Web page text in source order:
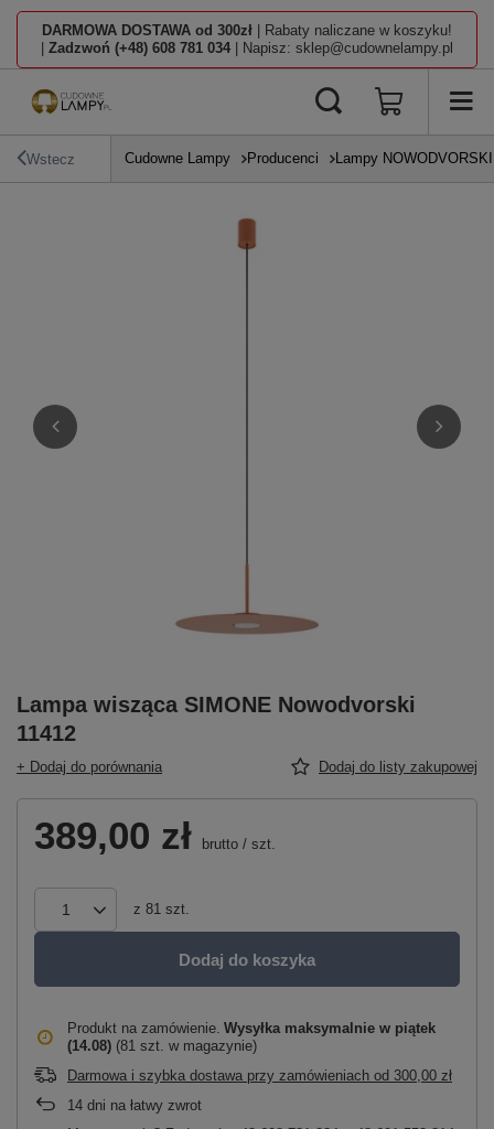
DARMOWA DOSTAWA od 300zł | Rabaty naliczane w koszyku!
Zadzwoń (+48) 608 781 034 | Napisz: sklep@cudownelampy.pl
Wstecz Cudowne Lampy Producenci Lampy
Lampa wisząca SIMONE Nowodvorski
11412
+ Dodaj do porównania Dodaj do listy zakupowej
389,00 zł brutto / szt.
z 81 szt.
Dodaj do koszyka
Produkt na zamówienie Wysyłka maksymalnie w piątek
(14.08) (81 szt. w magazynie)
Darmowa i szybka dostawa przy zamówieniach od 300,00 zł
14 dni na łatwy zwrot